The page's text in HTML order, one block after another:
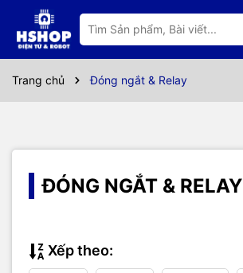
Trang chủ Đóng ngắt & Relay
ĐÓNG NGẮT & RELAY
Xếp theo: